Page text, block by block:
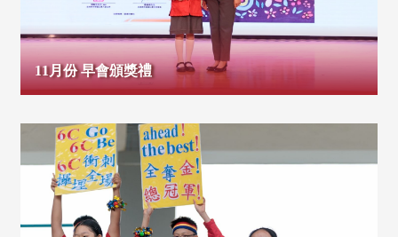
11月份 早會頒獎禮